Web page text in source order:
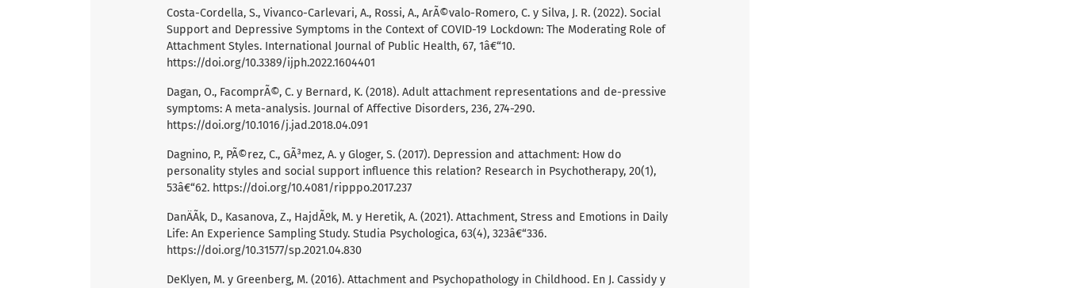
Costa-Cordella, S., Vivanco-Carlevari, A., Rossi, A., ArÃ©valo-Romero, C. y Silva, J. R. (2022). Social
Support and Depressive Symptoms in the Context of COVID-19 Lockdown: The Moderating Role of
Attachment Styles. International Journal of Public Health, 67, 1â€“10.
https://doi.org/10.3389/ijph.2022.1604401
Dagan, O., FacomprÃ©, C. y Bernard, K. (2018). Adult attachment representations and de-pressive
symptoms: A meta-analysis. Journal of Affective Disorders, 236, 274-290.
https://doi.org/10.1016/j.jad.2018.04.091
Dagnino, P., PÃ©rez, C., GÃ³mez, A. y Gloger, S. (2017). Depression and attachment: How do
personality styles and social support influence this relation? Research in Psychotherapy, 20(1),
53â€“62. https://doi.org/10.4081/ripppo.2017.237
DanÄÃ­k, D., Kasanova, Z., HajdÃºk, M. y Heretik, A. (2021). Attachment, Stress and Emotions in Daily
Life: An Experience Sampling Study. Studia Psychologica, 63(4), 323â€“336.
https://doi.org/10.31577/sp.2021.04.830
DeKlyen, M. y Greenberg, M. (2016). Attachment and Psychopathology in Childhood. En J. Cassidy y